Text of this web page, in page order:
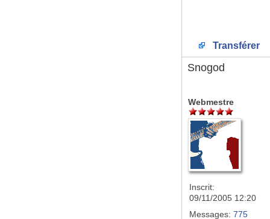
Transférer
Snogod
Webmestre
Inscrit:
09/11/2005 12:20
Messages: 775